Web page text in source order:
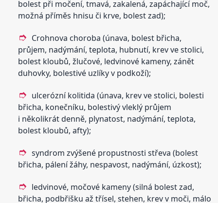
bolest při močení, tmavá, zakalená, zapáchající moč,
možná příměs hnisu či krve, bolest zad);
Crohnova choroba (únava, bolest břicha,
průjem, nadýmání, teplota, hubnutí, krev ve stolici,
bolest kloubů, žlučové, ledvinové kameny, zánět
duhovky, bolestivé uzlíky v podkoží);
ulcerózní kolitida (únava, krev ve stolici, bolesti
břicha, konečníku, bolestivý vleklý průjem
i několikrát denně, plynatost, nadýmání, teplota,
bolest kloubů, afty);
syndrom zvýšené propustnosti střeva (bolest
břicha, pálení žáhy, nespavost, nadýmání, úzkost);
ledvinové, močové kameny (silná bolest zad,
břicha, podbřišku až třísel, stehen, krev v moči, málo